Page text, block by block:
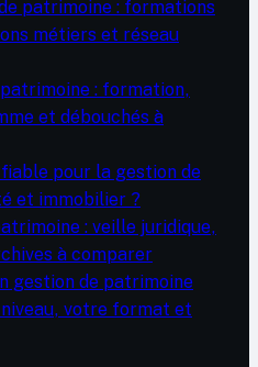
patrimoine : formations
métiers et réseau
: formation,
et débouchés à
pour la gestion de
et immobilier ?
: veille juridique,
à comparer
gestion de patrimoine
votre format et